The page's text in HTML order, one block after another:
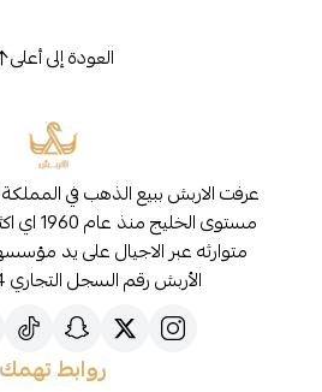
العودة إلى أعلى
عرفت الاربش ببيع الذهب في
متوارثه عبر الاجيال على يد
الأربش رقم السجل التجاري 2050107964
روابط تهمك